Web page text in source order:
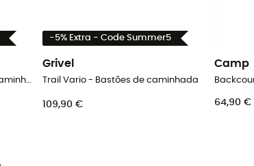
FX Lite Ti Vario - Bastões de caminhada
-5% Extra - Code Summer5
Grivel
Trail Vario - Bastões de caminhada
109,90 €
Camp
64,90 €